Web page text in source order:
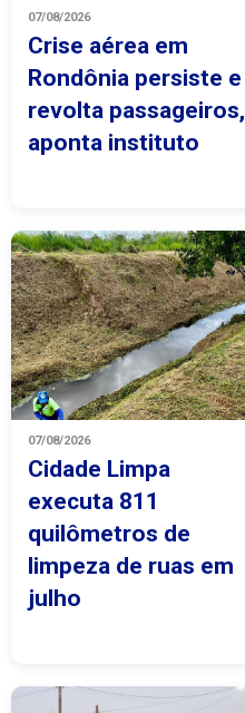
07/08/2026
Crise aérea em
Rondônia persiste e
revolta passageiros,
aponta instituto
07/08/2026
Cidade Limpa
executa 811
quilômetros de
limpeza de ruas em
julho